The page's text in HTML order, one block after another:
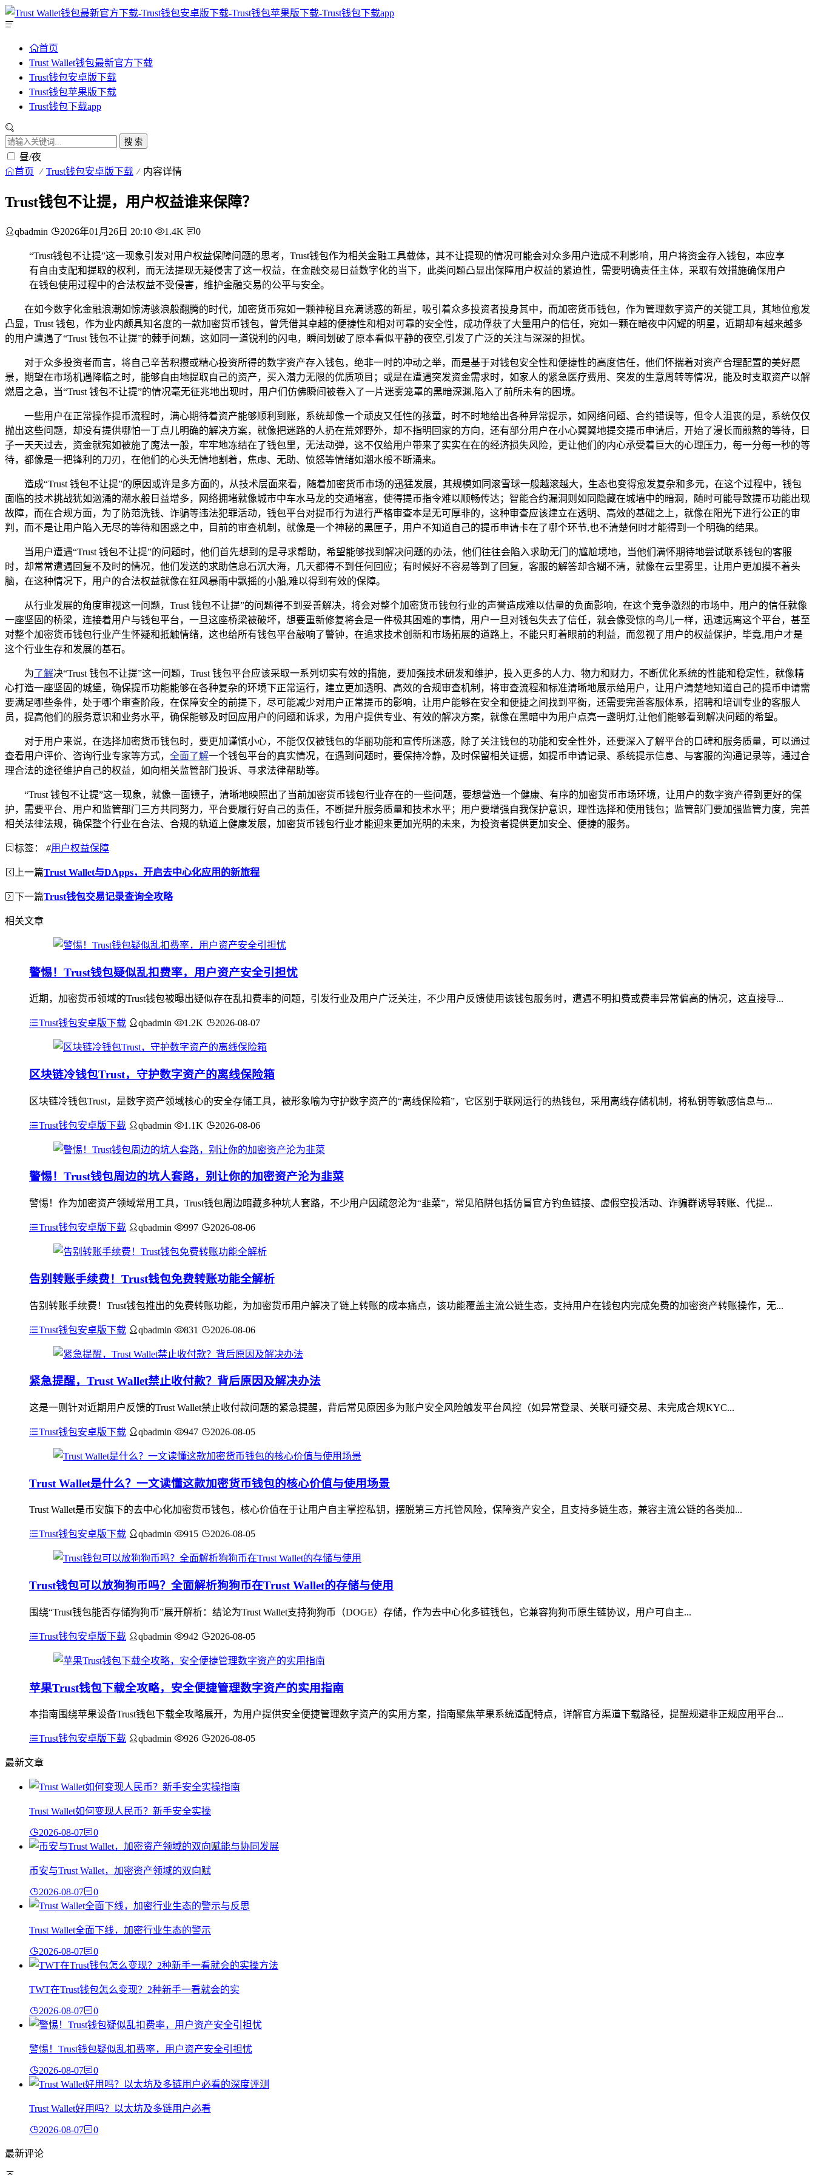
首页
Trust Wallet钱包最新官方下载
Trust钱包安卓版下载
Trust钱包苹果版下载
Trust钱包下载app
搜 索
昼/夜
首页 Trust钱包安卓版下载 内容详情
Trust钱包不让提，用户权益谁来保障？
qbadmin 2026年01月26日 20:10 1.4K 0
“Trust钱包不让提”这一现象引发对用户权益保障问题的思考，Trust钱包作为相关金融工具载体，其不让提现的情况可能会对众多用户造成不利影响，用户将资金存入钱包，本应享
有自由支配和提取的权利，而无法提现无疑侵害了这一权益，在金融交易日益数字化的当下，此类问题凸显出保障用户权益的紧迫性，需要明确责任主体，采取有效措施确保用户
在钱包使用过程中的合法权益不受侵害，维护金融交易的公平与安全。
在如今数字化金融浪潮如惊涛骇浪般翻腾的时代，加密货币宛如一颗神秘且充满诱惑的新星，吸引着众多投资者投身其中，而加密货币钱包，作为管理数字资产的关键工具，其地位愈发
凸显，Trust 钱包，作为业内颇具知名度的一款加密货币钱包，曾凭借其卓越的便捷性和相对可靠的安全性，成功俘获了大量用户的信任，宛如一颗在暗夜中闪耀的明星，近期却有越来越多
的用户遭遇了“Trust 钱包不让提”的棘手问题，这如同一道锐利的闪电，瞬间划破了原本看似平静的夜空,引发了广泛的关注与深深的担忧。
对于众多投资者而言，将自己辛苦积攒或精心投资所得的数字资产存入钱包，绝非一时的冲动之举，而是基于对钱包安全性和便捷性的高度信任，他们怀揣着对资产合理配置的美好愿
景，期望在市场机遇降临之时，能够自由地提取自己的资产，买入潜力无限的优质项目；或是在遭遇突发资金需求时，如家人的紧急医疗费用、突发的生意周转等情况，能及时支取资产以解
燃眉之急，当“Trust 钱包不让提”的情况毫无征兆地出现时，用户们仿佛瞬间被卷入了一片迷雾笼罩的黑暗深渊,陷入了前所未有的困境。
一些用户在正常操作提币流程时，满心期待着资产能够顺利到账，系统却像一个顽皮又任性的孩童，时不时地给出各种异常提示，如网络问题、合约错误等，但令人沮丧的是，系统仅仅
抛出这些问题，却没有提供哪怕一丁点儿明确的解决方案，就像把迷路的人扔在荒郊野外，却不指明回家的方向，还有部分用户在小心翼翼地提交提币申请后，开始了漫长而煎熬的等待，日
子一天天过去，资金就宛如被施了魔法一般，牢牢地冻结在了钱包里，无法动弹，这不仅给用户带来了实实在在的经济损失风险，更让他们的内心承受着巨大的心理压力，每一分每一秒的等
待，都像是一把锋利的刀刃，在他们的心头无情地割着，焦虑、无助、愤怒等情绪如潮水般不断涌来。
造成“Trust 钱包不让提”的原因或许是多方面的，从技术层面来看，随着加密货币市场的迅猛发展，其规模如同滚雪球一般越滚越大，生态也变得愈发复杂和多元，在这个过程中，钱包
面临的技术挑战犹如汹涌的潮水般日益增多，网络拥堵就像城市中车水马龙的交通堵塞，使得提币指令难以顺畅传达；智能合约漏洞则如同隐藏在城墙中的暗洞，随时可能导致提币功能出现
故障，而在合规方面，为了防范洗钱、诈骗等违法犯罪活动，钱包平台对提币行为进行严格审查本是无可厚非的，这种审查应该建立在透明、高效的基础之上，就像在阳光下进行公正的审
判，而不是让用户陷入无尽的等待和困惑之中，目前的审查机制，就像是一个神秘的黑匣子，用户不知道自己的提币申请卡在了哪个环节,也不清楚何时才能得到一个明确的结果。
当用户遭遇“Trust 钱包不让提”的问题时，他们首先想到的是寻求帮助，希望能够找到解决问题的办法，他们往往会陷入求助无门的尴尬境地，当他们满怀期待地尝试联系钱包的客服
时，却常常遭遇回复不及时的情况，他们发送的求助信息石沉大海，几天都得不到任何回应；有时候好不容易等到了回复，客服的解答却含糊不清，就像在云里雾里，让用户更加摸不着头
脑，在这种情况下，用户的合法权益就像在狂风暴雨中飘摇的小船,难以得到有效的保障。
从行业发展的角度审视这一问题，Trust 钱包不让提”的问题得不到妥善解决，将会对整个加密货币钱包行业的声誉造成难以估量的负面影响，在这个竞争激烈的市场中，用户的信任就像
一座坚固的桥梁，连接着用户与钱包平台，一旦这座桥梁被破坏，想要重新修复将会是一件极其困难的事情，用户一旦对钱包失去了信任，就会像受惊的鸟儿一样，迅速远离这个平台，甚至
对整个加密货币钱包行业产生怀疑和抵触情绪，这也给所有钱包平台敲响了警钟，在追求技术创新和市场拓展的道路上，不能只盯着眼前的利益，而忽视了用户的权益保护，毕竟,用户才是
这个行业生存和发展的基石。
为了解决“Trust 钱包不让提”这一问题，Trust 钱包平台应该采取一系列切实有效的措施，要加强技术研发和维护，投入更多的人力、物力和财力，不断优化系统的性能和稳定性，就像精
心打造一座坚固的城堡，确保提币功能能够在各种复杂的环境下正常运行，建立更加透明、高效的合规审查机制，将审查流程和标准清晰地展示给用户，让用户清楚地知道自己的提币申请需
要满足哪些条件，处于哪个审查阶段，在保障安全的前提下，尽可能减少对用户正常提币的影响，让用户能够在安全和便捷之间找到平衡，还需要完善客服体系，招聘和培训专业的客服人
员，提高他们的服务意识和业务水平，确保能够及时回应用户的问题和诉求，为用户提供专业、有效的解决方案，就像在黑暗中为用户点亮一盏明灯,让他们能够看到解决问题的希望。
对于用户来说，在选择加密货币钱包时，要更加谨慎小心，不能仅仅被钱包的华丽功能和宣传所迷惑，除了关注钱包的功能和安全性外，还要深入了解平台的口碑和服务质量，可以通过
查看用户评价、咨询行业专家等方式， 全面了解一个钱包平台的真实情况，在遇到问题时，要保持冷静，及时保留相关证据，如提币申请记录、系统提示信息、与客服的沟通记录等，通过合
理合法的途径维护自己的权益，如向相关监管部门投诉、寻求法律帮助等。
“Trust 钱包不让提”这一现象，就像一面镜子，清晰地映照出了当前加密货币钱包行业存在的一些问题，要想营造一个健康、有序的加密货币市场环境，让用户的数字资产得到更好的保
护，需要平台、用户和监管部门三方共同努力，平台要履行好自己的责任，不断提升服务质量和技术水平；用户要增强自我保护意识，理性选择和使用钱包；监管部门要加强监管力度，完善
相关法律法规，确保整个行业在合法、合规的轨道上健康发展，加密货币钱包行业才能迎来更加光明的未来，为投资者提供更加安全、便捷的服务。
标签： #用户权益保障
上一篇Trust Wallet与DApps，开启去中心化应用的新旅程
下一篇Trust钱包交易记录查询全攻略
相关文章
警惕！Trust钱包疑似乱扣费率，用户资产安全引担忧
近期，加密货币领域的Trust钱包被曝出疑似存在乱扣费率的问题，引发行业及用户广泛关注，不少用户反馈使用该钱包服务时，遭遇不明扣费或费率异常偏高的情况，这直接导...
Trust钱包安卓版下载 qbadmin 1.2K 2026-08-07
区块链冷钱包Trust，守护数字资产的离线保险箱
区块链冷钱包Trust，是数字资产领域核心的安全存储工具，被形象喻为守护数字资产的“离线保险箱”，它区别于联网运行的热钱包，采用离线存储机制，将私钥等敏感信息与...
Trust钱包安卓版下载 qbadmin 1.1K 2026-08-06
警惕！Trust钱包周边的坑人套路，别让你的加密资产沦为韭菜
警惕！作为加密资产领域常用工具，Trust钱包周边暗藏多种坑人套路，不少用户因疏忽沦为“韭菜”，常见陷阱包括仿冒官方钓鱼链接、虚假空投活动、诈骗群诱导转账、代提...
Trust钱包安卓版下载 qbadmin 997 2026-08-06
告别转账手续费！Trust钱包免费转账功能全解析
告别转账手续费！Trust钱包推出的免费转账功能，为加密货币用户解决了链上转账的成本痛点，该功能覆盖主流公链生态，支持用户在钱包内完成免费的加密资产转账操作，无...
Trust钱包安卓版下载 qbadmin 831 2026-08-06
紧急提醒，Trust Wallet禁止收付款？背后原因及解决办法
这是一则针对近期用户反馈的Trust Wallet禁止收付款问题的紧急提醒，背后常见原因多为账户安全风险触发平台风控（如异常登录、关联可疑交易、未完成合规KYC...
Trust钱包安卓版下载 qbadmin 947 2026-08-05
Trust Wallet是什么？一文读懂这款加密货币钱包的核心价值与使用场景
Trust Wallet是币安旗下的去中心化加密货币钱包，核心价值在于让用户自主掌控私钥，摆脱第三方托管风险，保障资产安全，且支持多链生态，兼容主流公链的各类加...
Trust钱包安卓版下载 qbadmin 915 2026-08-05
Trust钱包可以放狗狗币吗？全面解析狗狗币在Trust Wallet的存储与使用
围绕“Trust钱包能否存储狗狗币”展开解析：结论为Trust Wallet支持狗狗币（DOGE）存储，作为去中心化多链钱包，它兼容狗狗币原生链协议，用户可自主...
Trust钱包安卓版下载 qbadmin 942 2026-08-05
苹果Trust钱包下载全攻略，安全便捷管理数字资产的实用指南
本指南围绕苹果设备Trust钱包下载全攻略展开，为用户提供安全便捷管理数字资产的实用方案，指南聚焦苹果系统适配特点，详解官方渠道下载路径，提醒规避非正规应用平台...
Trust钱包安卓版下载 qbadmin 926 2026-08-05
最新文章
Trust Wallet如何变现人民币？新手安全实操
2026-08-07 0
币安与Trust Wallet，加密资产领域的双向赋
2026-08-07 0
Trust Wallet全面下线，加密行业生态的警示
2026-08-07 0
TWT在Trust钱包怎么变现？2种新手一看就会的实
2026-08-07 0
警惕！Trust钱包疑似乱扣费率，用户资产安全引担忧
2026-08-07 0
Trust Wallet好用吗？以太坊及多链用户必看
2026-08-07 0
最新评论